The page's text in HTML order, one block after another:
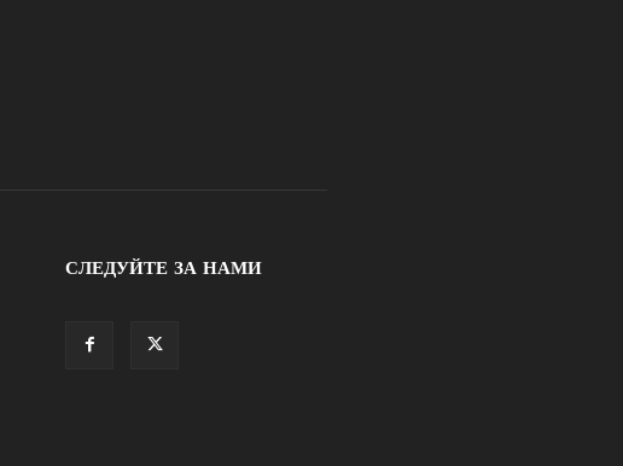
СЛЕДУЙТЕ ЗА НАМИ